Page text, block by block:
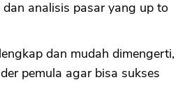
dan analisis pasar yang up to
dan mudah dimengerti,
pemula agar bisa sukses